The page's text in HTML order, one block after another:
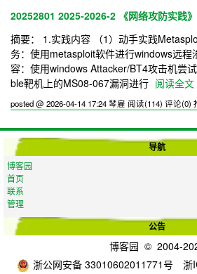
导航
博客园
首页
联系
管理
公告
20252801 2025-2026-2 《网络攻防实践
摘要： 1.实践内容 （1）动手实践
务：使用metasploit软件进行windows远程
容：使用windows Attacker/BT4攻击机尝
ble靶机上的MS08-067漏洞进行 阅读全文
posted @ 2026-04-14 17:24 琴雇 阅读(114) 评论(0)
博客园 © 2004-
浙公网安备 33010602011771号
浙